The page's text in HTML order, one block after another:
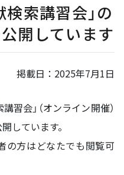
検索講習会」の
開しています
掲載日： 2025年7月1日
習会」（オンライン開催）
しています。
の方はどなたでも閲覧可